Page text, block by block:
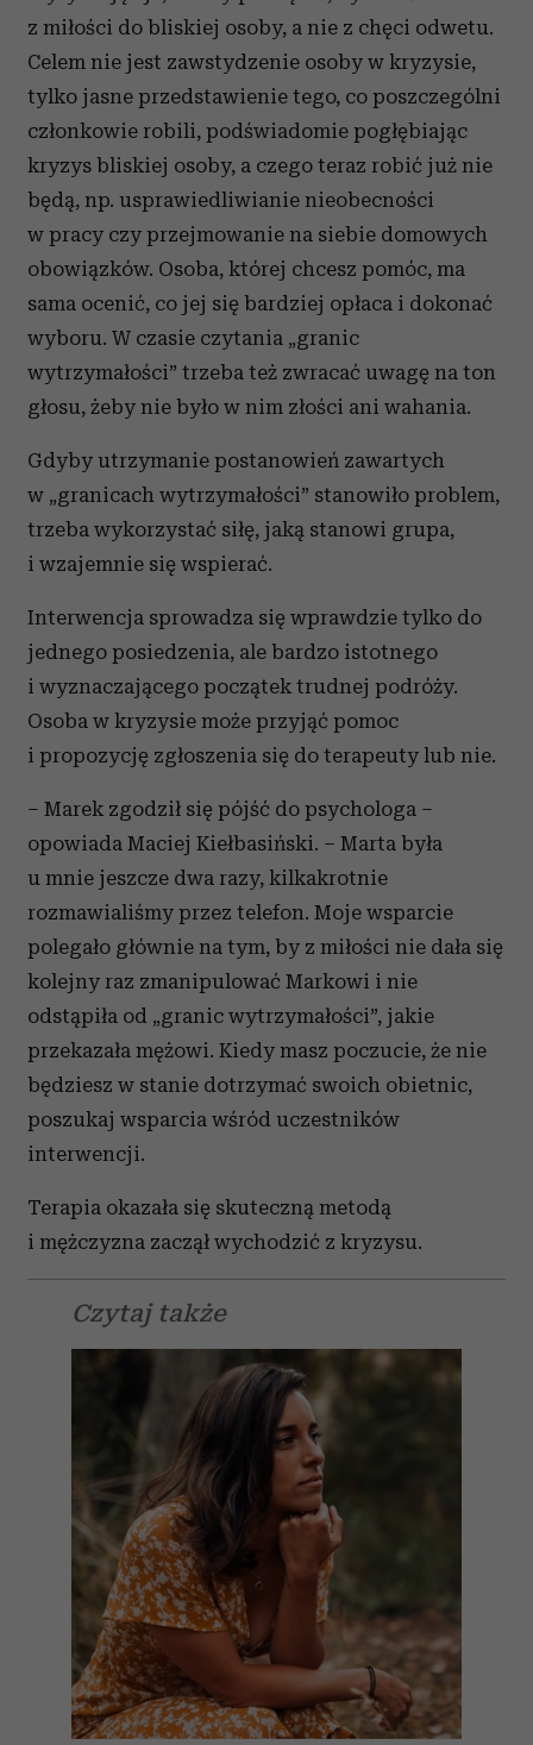
z miłości do bliskiej osoby, a nie z chęci odwetu.
Celem nie jest zawstydzenie osoby w kryzysie,
tylko jasne przedstawienie tego, co poszczególni
członkowie robili, podświadomie pogłębiając
kryzys bliskiej osoby, a czego teraz robić już nie
będą, np. usprawiedliwianie nieobecności
w pracy czy przejmowanie na siebie domowych
obowiązków. Osoba, której chcesz pomóc, ma
sama ocenić, co jej się bardziej opłaca i dokonać
wyboru. W czasie czytania „granic
wytrzymałości” trzeba też zwracać uwagę na ton
głosu, żeby nie było w nim złości ani wahania.
Gdyby utrzymanie postanowień zawartych
w „granicach wytrzymałości” stanowiło problem,
trzeba wykorzystać siłę, jaką stanowi grupa,
i wzajemnie się wspierać.
Interwencja sprowadza się wprawdzie tylko do
jednego posiedzenia, ale bardzo istotnego
i wyznaczającego początek trudnej podróży.
Osoba w kryzysie może przyjąć pomoc
i propozycję zgłoszenia się do terapeuty lub nie.
– Marek zgodził się pójść do psychologa –
opowiada Maciej Kiełbasiński. – Marta była
u mnie jeszcze dwa razy, kilkakrotnie
rozmawialiśmy przez telefon. Moje wsparcie
polegało głównie na tym, by z miłości nie dała się
kolejny raz zmanipulować Markowi i nie
odstąpiła od „granic wytrzymałości”, jakie
przekazała mężowi. Kiedy masz poczucie, że nie
będziesz w stanie dotrzymać swoich obietnic,
poszukaj wsparcia wśród uczestników
interwencji.
Terapia okazała się skuteczną metodą
i mężczyzna zaczął wychodzić z kryzysu.
Czytaj także